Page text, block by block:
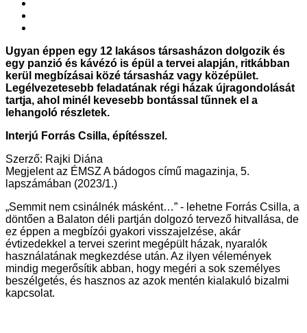
Ugyan éppen egy 12 lakásos társasházon dolgozik és
egy panzió és kávézó is épül a tervei alapján, ritkábban
kerül megbízásai közé társasház vagy középület.
Legélvezetesebb feladatának régi házak újragondolását
tartja, ahol minél kevesebb bontással tűnnek el a
lehangoló részletek.
Interjú Forrás Csilla, építésszel.
Szerző: Rajki Diána
Megjelent az ÉMSZ A bádogos című magazinja, 5.
lapszámában (2023/1.)
„Semmit nem csinálnék másként…” - lehetne Forrás Csilla, a
döntően a Balaton déli partján dolgozó tervező hitvallása, de
ez éppen a megbízói gyakori visszajelzése, akár
évtizedekkel a tervei szerint megépült házak, nyaralók
használatának megkezdése után. Az ilyen vélemények
mindig megerősítik abban, hogy megéri a sok személyes
beszélgetés, és hasznos az azok mentén kialakuló bizalmi
kapcsolat.